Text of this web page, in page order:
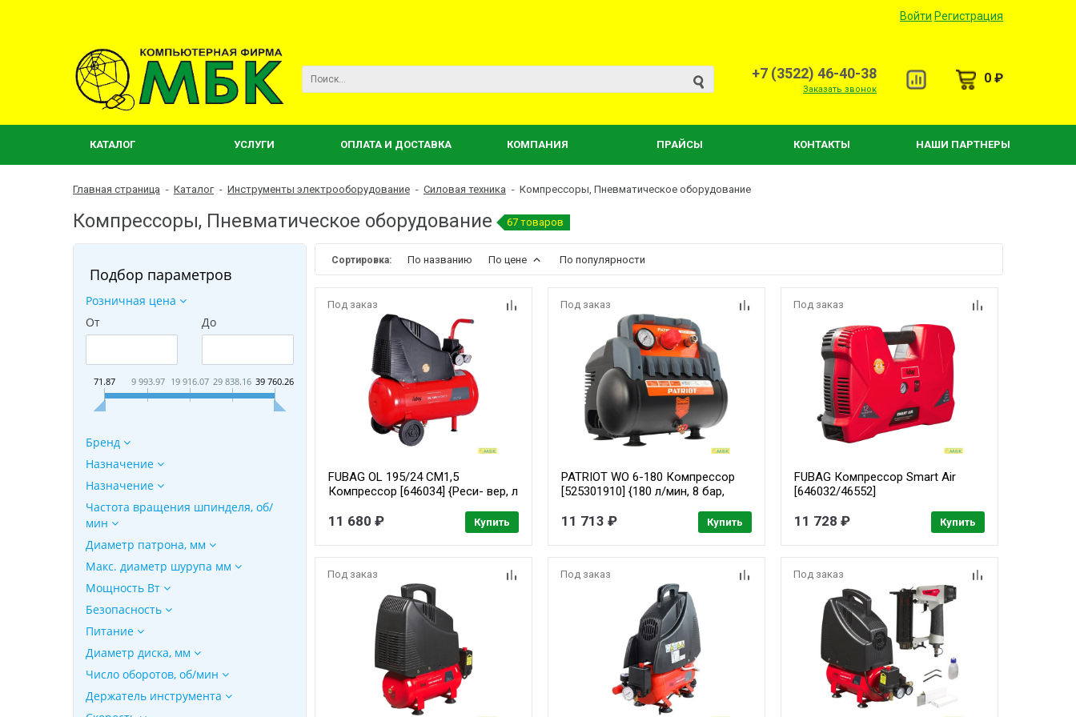
Войти Регистрация
+7 (3522) 46-40-38
Заказать звонок
0 ₽
КАТАЛОГ УСЛУГИ ОПЛАТА И ДОСТАВКА КОМПАНИЯ ПРАЙСЫ КОНТАКТЫ НАШИ ПАРТНЕРЫ
Главная страница - Каталог - Инструменты электрооборудование - Силовая техника - Компрессоры, Пневматическое оборудование
Компрессоры, Пневматическое оборудование 67 товаров
Подбор параметров
Розничная цена
От
До
71.87 9 993.97 19 916.07 29 838.16 39 760.26
Бренд
Назначение
Назначение
Частота вращения шпинделя, об/
мин
Диаметр патрона, мм
Макс. диаметр шурупа мм
Мощность Вт
Безопасность
Питание
Диаметр диска, мм
Число оборотов, об/мин
Держатель инструмента
Сортировка: По названию По цене По популярности
Под заказ
FUBAG OL 195/24 CM1,5
Компрессор [646034] {Реси- вер, л
Давле- ние, бар 8 Мощность, кВт
1.1 Напря- жение, В 220 Вес, кг
11 680 ₽ Купить
Под заказ
PATRIOT WO 6-180 Компрессор
[525301910] {180 л/мин, 8 бар,
11 713 ₽ Купить
Под заказ
FUBAG Компрессор Smart Air
[646032/46552]
11 728 ₽ Купить
Под заказ Под заказ Под заказ